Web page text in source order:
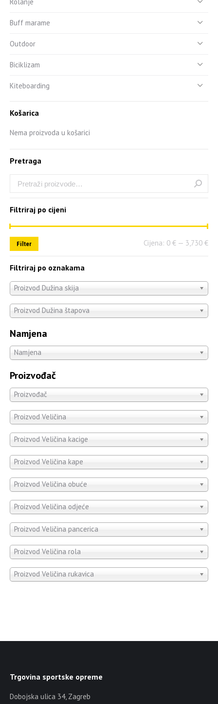
Buff marame
Outdoor
Biciklizam
Kiteboarding
Košarica
Nema proizvoda u košarici
Pretraga
Filtriraj po cijeni
Filter Cijena: 0 € — 3,730 €
Filtriraj po oznakama
Proizvod Dužina skija
Proizvod Dužina štapova
Namjena
Namjena
Proizvođač
Proizvođač
Proizvod Veličina
Proizvod Veličina kacige
Proizvod Veličina kape
Proizvod Veličina obuće
Proizvod Veličina odjeće
Proizvod Veličina pancerica
Proizvod Veličina rola
Proizvod Veličina rukavica
Trgovina sportske opreme
Dobojska ulica 34, Zagreb